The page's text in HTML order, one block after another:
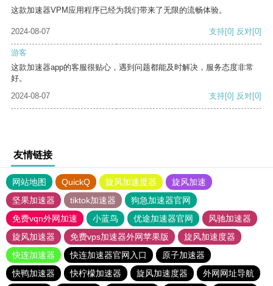
这款加速器VPM应用程序已经为我们带来了无限的流畅体验。
2024-08-07 支持[0] 反对[0]
游客
这款加速器app的客服很贴心，遇到问题都能及时解决，服务态度非常
好。
2024-08-07
支持[0] 反对[0]
友情链接
网站地图 QuickQ 旋风加速度器
旋风加速
坚果加速器
tiktok加速器
狗急加速器官网
免费vqn外网加速
小蓝鸟 优途加速器官网
风驰加速器
旋风加速器
免费vps加速器外网苹果版
旋风加速度器
快连加速器
快连加速器官网入口
原子加速器
快鸭加速器
快柠檬加速器 旋风加速度器
外网网址导航